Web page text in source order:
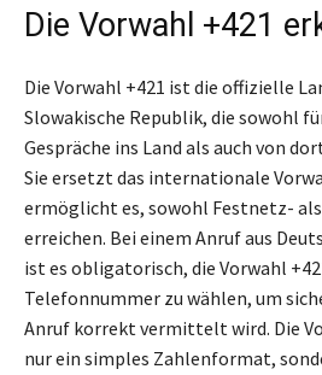
Die Vorwahl +421
Die Vorwahl +421 ist die offizielle
Slowakische Republik, die sowohl
Gespräche ins Land als auch von
Sie ersetzt das internationale
ermöglicht es, sowohl Festnetz-
erreichen. Bei einem Anruf aus
ist es obligatorisch, die Vorwahl
Telefonnummer zu wählen, um
Anruf korrekt vermittelt wird. Die
nur ein simples Zahlenformat,